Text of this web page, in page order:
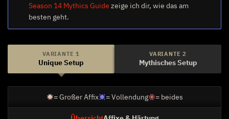
Dunkler Schleier
Season 14 Mythics Guide zeige ich dir, wie das am
besten geht.
VARIANTE 1
Unique Setup
VARIANTE 2
Mythisches Setup
= Großer Affix = Vollendung = beides